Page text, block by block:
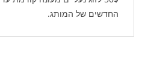
החדשים של המותג.